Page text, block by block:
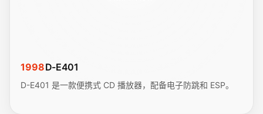
1998D-E401
D-E401 是一款便携式 CD 播放器，配备电子防跳和 ESP。